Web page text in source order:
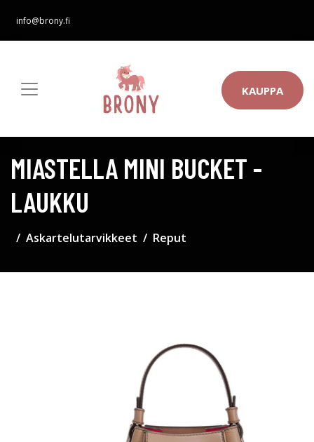
info@brony.fi
KAUPPA
MIASTELLA MINI BUCKET -
LAUKKU
Askartelutarvikkeet Reput